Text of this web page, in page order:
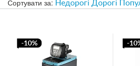
Сортувати за: Недорогі Дорогі
-10% -